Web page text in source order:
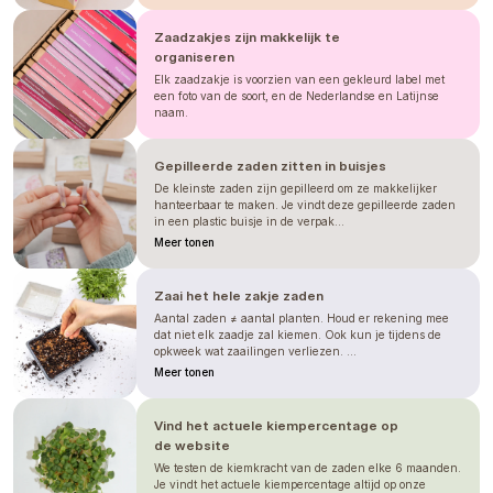
zalévat pouze spodem, kdy vložíte
sadbovač do misky s vodou a necháte
vodu vzlínat. Můžete zalívat i vrchem,
jen používejte to nejjemnější rosení
(mlžení), jinak spláchnete vysetá
semínka.
Astry potřebují ke klíčení relativně
vysokou teplotu
vyklíčí zhruba za7 - 10 dnía v
sadbovači stráví 4 - 5 týdnů, než
dorostou v pořádné sazeničky.
Doporučujeme astry nedržet moc
dlouho v sadbovači, ani je
nepřesazovat do květináčků, nejlepší
výsledek získáte, pokud astry přesadíte
ze sadbovače rovnou do záhonu.
PĚSTOVÁNÍ
I když sazeničky aster zvládnou
mrazíky (- 6 °C), je zbytečné pospíchat
a bohatě stačí, když astry vysejte v
průběhu dubna a přesadíte po
posledních mrazech ven.
Astry
nezaštipujeme , budou se vám
Zaadzakjes zijn makkelijk te
organiseren
Elk zaadzakje is voorzien van een gekleurd label met
een foto van de soort, en de Nederlandse en Latijnse
naam.
Gepilleerde zaden zitten in buisjes
De kleinste zaden zijn gepilleerd om ze makkelijker
hanteerbaar te maken. Je vindt deze gepilleerde zaden
in een plastic buisje in de verpak...
Meer tonen
Zaai het hele zakje zaden
Aantal zaden ≠ aantal planten. Houd er rekening mee
dat niet elk zaadje zal kiemen. Ook kun je tijdens de
opkweek wat zaailingen verliezen. ...
Meer tonen
Vind het actuele kiempercentage op
de website
We testen de kiemkracht van de zaden elke 6 maanden.
Je vindt het actuele kiempercentage altijd op onze